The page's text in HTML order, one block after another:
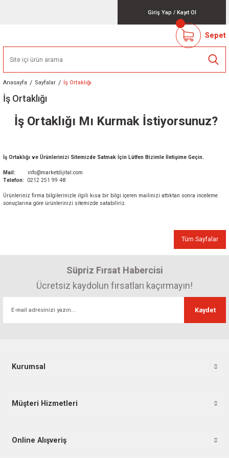
Giriş Yap / Kayıt Ol
Sepet
Anasayfa Sayfalar İş Ortaklığı
İş Ortaklığı
İş Ortaklığı Mı Kurmak İstiyorsunuz?
İş Ortaklığı ve Ürünlerinizi Sitemizde Satmak İçin Lütfen Bizimle İletişime Geçin.
Mail:
info@marketdijital.com
Telefon: 0212 251 99 48
Ürünleriniz firma bilgilerinizle ilgili kısa bir bilgi içeren mailinizi attıktan sonra inceleme
sonuçlarına göre ürünlerinizi sitemizde satabiliriz.
Tüm Sayfalar
Süpriz Fırsat Habercisi
Ücretsiz kaydolun fırsatları kaçırmayın!
Kaydet
Kurumsal
Müşteri Hizmetleri
Online Alışveriş